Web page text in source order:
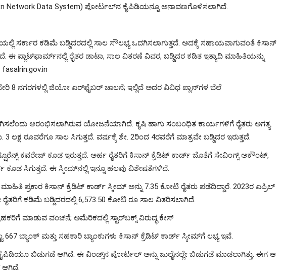
Network Data System) ಪೋರ್ಟಲ್​ನ ಕೈಪಿಡಿಯನ್ನೂ ಅನಾವಣಗೊಳಿಸಲಾಗಿದೆ.
ಸರ್ಕಾರ ಕಡಿಮೆ ಬಡ್ಡಿದರದಲ್ಲಿ ಸಾಲ ಸೌಲಭ್ಯ ಒದಗಿಸಲಾಗುತ್ತದೆ. ಅದಕ್ಕೆ ಸಹಾಯವಾಗುವಂತೆ ಕಿಸಾನ್
ಪ್ಲಾಟ್​ಫಾರ್ಮ್​ನಲ್ಲಿ ರೈತರ ಡಾಟಾ, ಸಾಲ ವಿತರಣೆ ವಿವರ, ಬಡ್ಡಿದರ ಕಡಿತ ಇತ್ಯಾದಿ ಮಾಹಿತಿಯನ್ನು
ಸೇರಿ 8 ನಗರಗಳಲ್ಲಿ ಜಿಯೋ ಏರ್​ಫೈಬರ್ ಚಾಲನೆ; ಇಲ್ಲಿದೆ ಅದರ ವಿವಿಧ ಪ್ಲಾನ್​ಗಳ ಬೆಲೆ
ಆರಂಭಿಸಲಾಗಿರುವ ಯೋಜನೆಯಾಗಿದೆ. ಕೃಷಿ ಹಾಗು ಸಂಬಂಧಿತ ಕಾರ್ಯಗಳಿಗೆ ರೈತರು ಅಗತ್ಯ
ರೂವರೆಗೂ ಸಾಲ ಸಿಗುತ್ತದೆ. ವರ್ಷಕ್ಕೆ ಶೇ. 2ರಿಂದ 4ರವರೆಗೆ ಮಾತ್ರವೇ ಬಡ್ಡಿದರ ಇರುತ್ತದೆ.
ಕವರೇಜ್ ಕೂಡ ಇರುತ್ತದೆ. ಅರ್ಹ ರೈತರಿಗೆ ಕಿಸಾನ್ ಕ್ರೆಡಿಟ್ ಕಾರ್ಡ್ ಜೊತೆಗೆ ಸೇವಿಂಗ್ಸ್ ಅಕೌಂಟ್,
ಸಿಗುತ್ತದೆ. ಈ ಸ್ಕೀಮ್​ನಲ್ಲಿ ಇನ್ನೂ ಹಲವು ವಿಶೇಷತೆಗಳಿವೆ.
ಪ್ರಕಾರ ಕಿಸಾನ್ ಕ್ರೆಡಿಟ್ ಕಾರ್ಡ್ ಸ್ಕೀಮ್ ಅನ್ನು 7.35 ಕೋಟಿ ರೈತರು ಪಡೆದಿದ್ದಾರೆ. 2023ರ ಏಪ್ರಿಲ್​
ಕಡಿಮೆ ಬಡ್ಡಿದರದಲ್ಲಿ 6,573.50 ಕೋಟಿ ರೂ ಸಾಲ ವಿತರಿಸಲಾಗಿದೆ.
ಮಾಡುವ ವಂಚನೆ; ಅಮೆರಿಕದಲ್ಲಿ ಸ್ಟಾರ್​ಬಕ್ಸ್ ವಿರುದ್ಧ ಕೇಸ್
667 ಬ್ಯಾಂಕ್ ಮತ್ತು ಸಹಕಾರಿ ಬ್ಯಾಂಕುಗಳು ಕಿಸಾನ್ ಕ್ರೆಡಿಟ್ ಕಾರ್ಡ್ ಸ್ಕೀಮ್​ಗೆ ಲಭ್ಯ ಇವೆ.
ಬಿಡುಗಡೆ ಆಗಿದೆ. ಈ ವಿಂಡ್ಸ್​ನ ಪೋರ್ಟಲ್ ಅನ್ನು ಜುಲೈನಲ್ಲೇ ಬಿಡುಗಡೆ ಮಾಡಲಾಗಿತ್ತು. ಈಗ ಆ